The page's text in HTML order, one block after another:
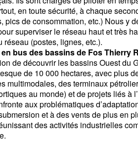
en toute sécurité, à chaque
de consommation, etc.) Nous y
superviser le réseau haut et très
(postes, lignes, etc.).
bus des bassins de FosThierry
de découvrir les bassins Ouest du
de 10 000 hectares, avec plus
multimodales, des terminaux
au monde) et de projets liés à
aux problématiques
et à des vents de plus en
des activités industrielles